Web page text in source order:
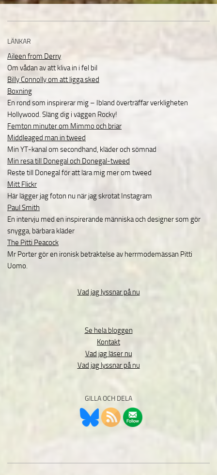
LÄNKAR
Aileen from Derry
Om vådan av att kliva in i fel bil
Billy Connolly om att ligga sked
Boxning
En rond som inspirerar mig – Ibland överträffar verkligheten
Hollywood. Släng dig i väggen Rocky!
Femton minuter om Mimmo och briar
Middleaged man in tweed
Min YT-kanal om secondhand, kläder och sömnad
Min resa till Donegal och Donegal-tweed
Reste till Donegal för att lära mig mer om tweed
Mitt Flickr
Här lägger jag foton nu när jag skrotat Instagram
Paul Smith
En intervju med en inspirerande människa och designer som gör
snygga, bärbara kläder
The Pitti Peacock
Mr Porter gör en ironisk betraktelse av herrmodemässan Pitti
Uomo.
Vad jag lyssnar på nu
Se hela bloggen
Kontakt
Vad jag läser nu
Vad jag lyssnar på nu
GILLA OCH DELA